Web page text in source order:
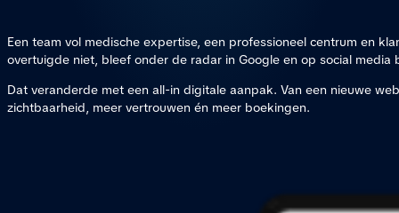
Een team vol medische expertise, een professioneel centrum en
overtuigde niet, bleef onder de radar in Google en op social
Dat veranderde met een all-in digitale aanpak. Van een nieuwe
zichtbaarheid, meer vertrouwen én meer boekingen.